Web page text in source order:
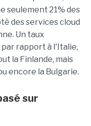
seulement 21% des
des services cloud
Un taux
rapport à l'Italie,
la Finlande, mais
encore la Bulgarie.
sur